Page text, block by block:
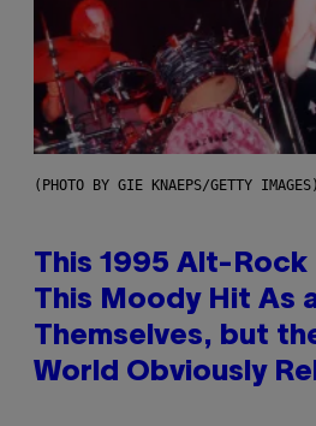
(PHOTO BY GIE KNAEPS/GETTY IMAGES)
This 1995 Alt-Rock
This Moody Hit As a
Themselves, but
World Obviously